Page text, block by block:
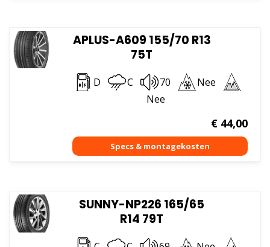
APLUS-A609 155/70 R13
75T
D C 70
Nee
Nee
€44,00
SUNNY-NP226 165/65
R14 79T